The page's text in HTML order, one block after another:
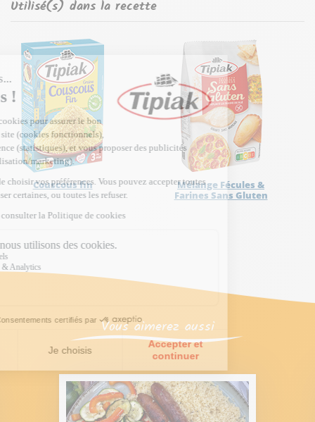
Utilisé(s) dans la recette
Couscous fin
Mélange Fécules &
Farines Sans Gluten
Vous aimerez aussi